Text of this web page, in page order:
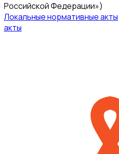
Российской Федерации»)
Локальные нормативные акты
акты